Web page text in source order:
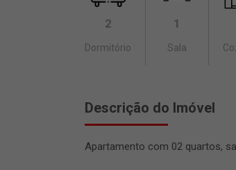
2
Dormitório
1
Sala
Descrição do Imóvel
Apartamento com 02 quartos,